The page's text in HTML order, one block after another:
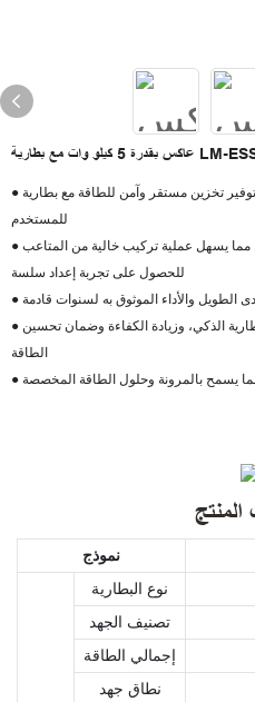
● توفير تخزين مستقر وآمن للطاقة مع بطارية LFP، مما يضمن أداءً موثوقًا وراحة البال
للمستخدم
● اتصال بسيط بين البطارية والعاكس، مما يسهل عملية تركيب خالية من المتاعب
للحصول على تجربة إعداد سلسة
الطويل والأداء الموثوق به لسنوات قادمة
● تحسين أداء النظام من خلال نظام إدارة البطارية الذكي، وزيادة الكفاءة وضمان تحسين
الطاقة
يسمح بالمرونة وحلول الطاقة المخصصة
نموذج
نوع البطارية
تصنيف الجهد
إجمالي الطاقة
نطاق جهد